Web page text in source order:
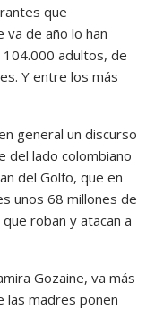
que
va de año lo han
adultos, de
Y entre los más
general un discurso
del lado colombiano
del Golfo, que en
unos 68 millones de
roban y atacan a
Gozaine, va más
las madres ponen